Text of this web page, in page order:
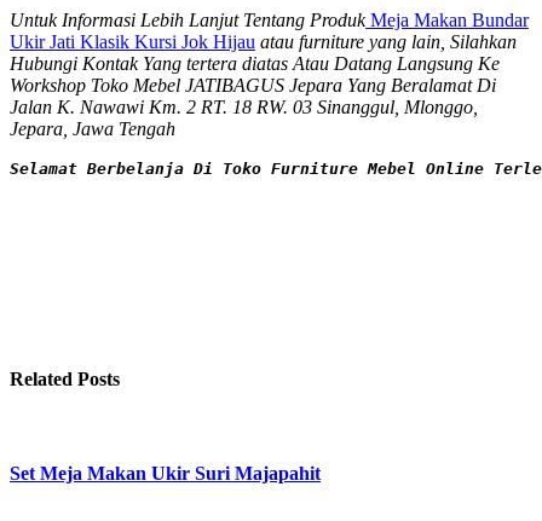
Untuk Informasi Lebih Lanjut Tentang ProdukMeja Makan Bundar
Ukir Jati Klasik Kursi Jok Hijau atau furniture yang lain, Silahkan
Hubungi Kontak Yang tertera diatas Atau Datang Langsung Ke
Workshop Toko Mebel JATIBAGUS Jepara Yang Beralamat Di
Jalan K. Nawawi Km. 2 RT. 18 RW. 03 Sinanggul, Mlonggo,
Jepara, Jawa Tengah
Selamat Berbelanja Di Toko Furniture Mebel Online
Related Posts
Set Meja Makan Ukir Suri Majapahit